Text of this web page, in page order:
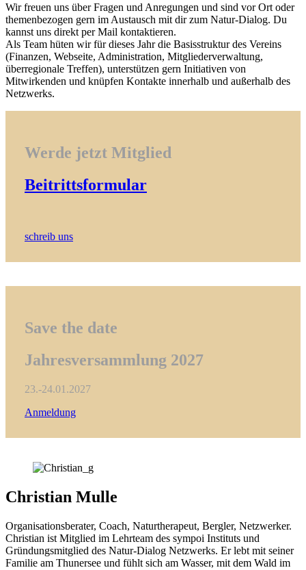
Wir freuen uns über Fragen und Anregungen und sind vor Ort oder
themenbezogen gern im Austausch mit dir zum Natur-Dialog. Du
kannst uns direkt per Mail kontaktieren.
Als Team hüten wir für dieses Jahr die Basisstruktur des Vereins
(Finanzen, Webseite, Administration, Mitgliederverwaltung,
überregionale Treffen), unterstützen gern Initiativen von
Mitwirkenden und knüpfen Kontakte innerhalb und außerhalb des
Netzwerks.
Werde jetzt Mitglied
Beitrittsformular
schreib uns
Save the date
Jahresversammlung 2027
23.-24.01.2027
Anmeldung
Christian Mulle
Organisationsberater, Coach, Naturtherapeut, Bergler, Netzwerker.
Christian ist Mitglied im Lehrteam des sympoi Instituts und
Gründungsmitglied des Natur-Dialog Netzwerks. Er lebt mit seiner
Familie am Thunersee und fühlt sich am Wasser, mit dem Wald im